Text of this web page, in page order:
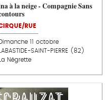
à la neige - Compagnie Sans
RUE
11 octobre
LABASTIDE-SAINT-PIERRE (82)
La Négrette